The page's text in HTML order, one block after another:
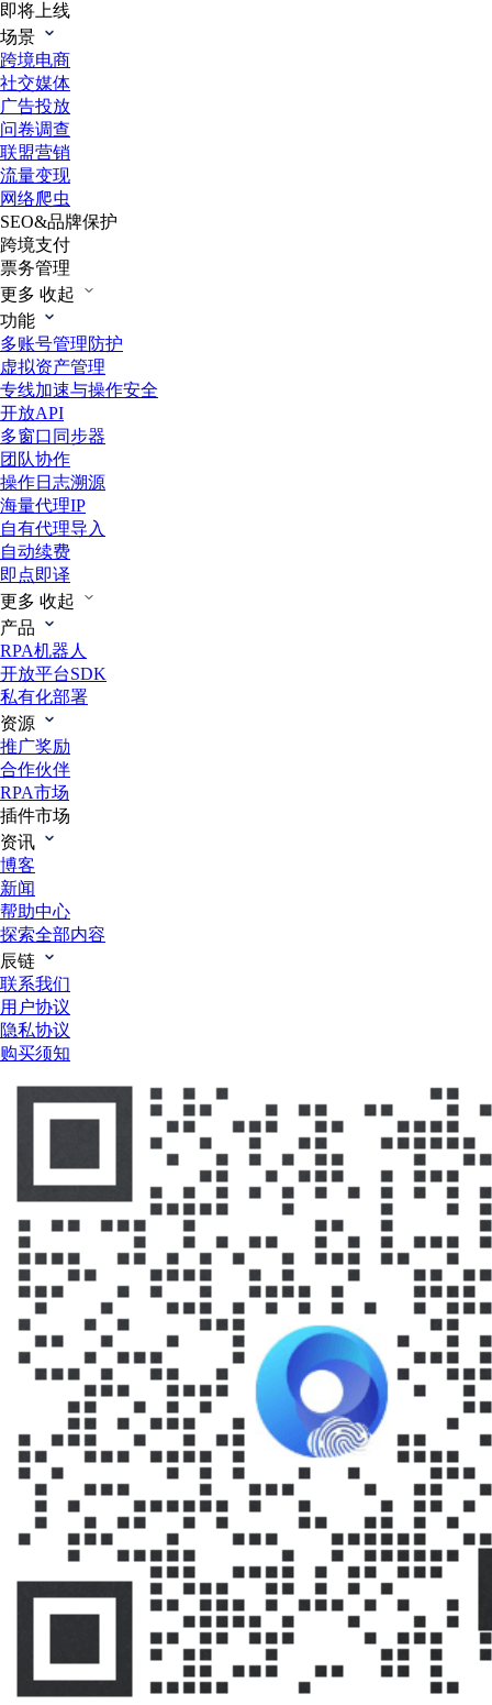
即将上线
场景
跨境电商
社交媒体
广告投放
问卷调查
联盟营销
流量变现
网络爬虫
SEO&品牌保护
跨境支付
票务管理
更多 收起
功能
多账号管理防护
虚拟资产管理
专线加速与操作安全
开放API
多窗口同步器
团队协作
操作日志溯源
海量代理IP
自有代理导入
自动续费
即点即译
更多 收起
产品
RPA机器人
开放平台SDK
私有化部署
资源
推广奖励
合作伙伴
RPA市场
插件市场
资讯
博客
新闻
帮助中心
探索全部内容
辰链
联系我们
用户协议
隐私协议
购买须知